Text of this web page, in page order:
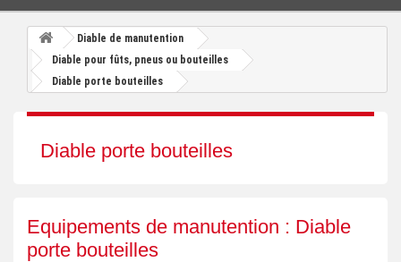
PROMO DÉSTOCKAGE
CHARIOT DE MANUTENTION
+
TRANSPALETTE ET PALETTAGE
Diable de manutention
Diable pour fûts, pneus ou bouteilles
Diable porte bouteilles
Diable porte bouteilles
Equipements de manutention : Diable
porte bouteilles